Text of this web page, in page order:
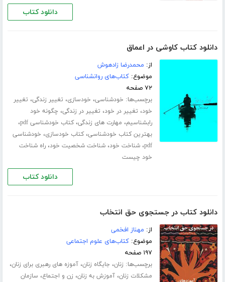
دانلود کتاب
دانلود کتاب کاوشی در اعماق
از: محمدرضا زادهوش
موضوع:کتاب‌های روانشناسی
۷۲ صفحه
برچسب‌ها: خودشناسی، خودسازی، تغییر زندگی، تغییر
خود، تغییر در خود، تغییر در زندگی، چگونه خود
رابشناسیم، مهارت های زندگی،کتاب خودشناسی pdf ،
بهترین کتاب خودشناسی،کتاب خودسازی، خودشناسی
pdf،شناخت خود،شناخت شخصیت خود،راه شناخت
خود چیست
دانلود کتاب
دانلود کتاب در جستجوی حق انتخاب
از: مهناز افخمی
موضوع:کتاب‌های علوم اجتماعی
۱۹۷ صفحه
برچسب‌ها: زنان، جایگاه زنان،آموزه های رهبری برای زنان،
مشکلات زنان،آموزش به زنان، زن و اجتماع، سازمان